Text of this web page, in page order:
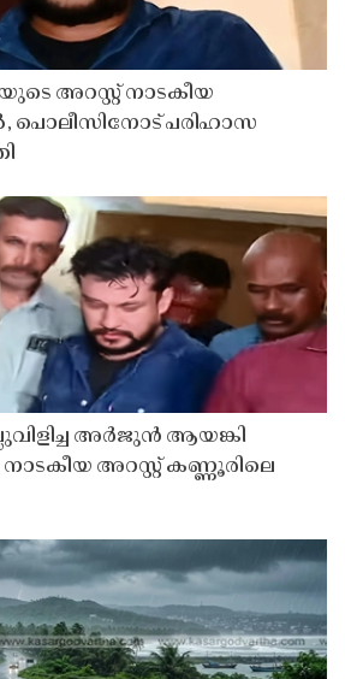
അറസ്റ്റ് നാടകീയ
പൊലീസിനോട് പരിഹാസ
അർജുൻ ആയങ്കി
നാടകീയ അറസ്റ്റ് കണ്ണൂരിലെ